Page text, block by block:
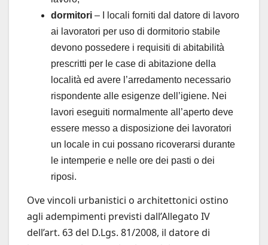
dormitori – I locali forniti dal datore di lavoro
ai lavoratori per uso di dormitorio stabile
devono possedere i requisiti di abitabilità
prescritti per le case di abitazione della
località ed avere l’arredamento necessario
rispondente alle esigenze dell’igiene. Nei
lavori eseguiti normalmente all’aperto deve
essere messo a disposizione dei lavoratori
un locale in cui possano ricoverarsi durante
le intemperie e nelle ore dei pasti o dei
riposi.
Ove vincoli urbanistici o architettonici ostino
agli adempimenti previsti dall’Allegato IV
dell’art. 63 del D.Lgs. 81/2008, il datore di